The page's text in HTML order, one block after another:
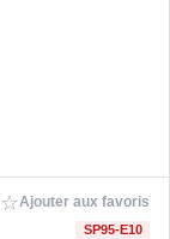
☆Ajouter aux favoris
SP95-E10